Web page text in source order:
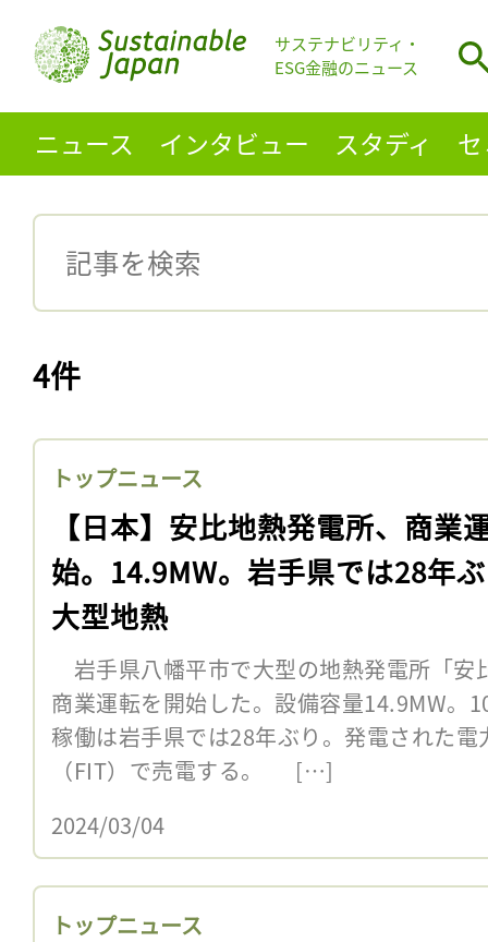
サステナビリティ・
ESG金融のニュース
ニュース インタビュー スタディ
4件
トップニュース
【日本】安比地熱発電所、商業
始。14.9MW。岩手県では28年
大型地熱
岩手県八幡平市で大型の地熱発電所「安
商業運転を開始した。設備容量14.9MW。
稼働は岩手県では28年ぶり。発電された
（FIT）で売電する。 […]
2024/03/04
トップニュース